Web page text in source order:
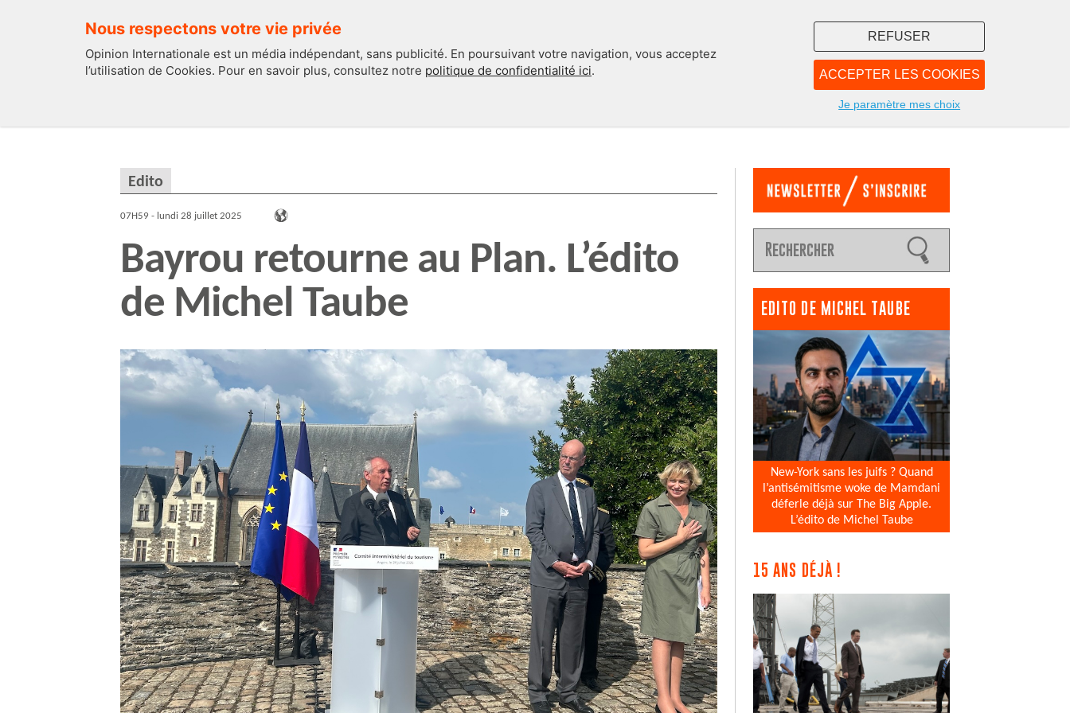
Nous respectons votre vie privée
Opinion Internationale est un média indépendant, sans publicité. En poursuivant votre navigation, vous acceptez
l’utilisation de Cookies. Pour en savoir plus, consultez notre politique de confidentialité ici. ACCEPTER LES COOKIES
REFUSER
Je paramètre mes choix
NOUS
Edito
07H59 - lundi 28 juillet 2025
Bayrou retourne au Plan. L’édito
de Michel Taube
EDITO DE MICHEL TAUBE
New-York sans les juifs ? Quand
l’antisémitisme woke de Mamdani
déferle déjà sur The Big Apple.
L’édito de Michel Taube
15 ANS DÉJÀ !